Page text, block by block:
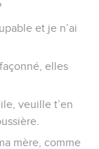
et je n’ai
elles
veuille t’en
mère, comme